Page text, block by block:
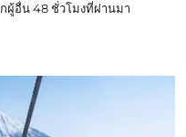
ผู้อื่น 48 ชั่วโมงที่ผ่านมา